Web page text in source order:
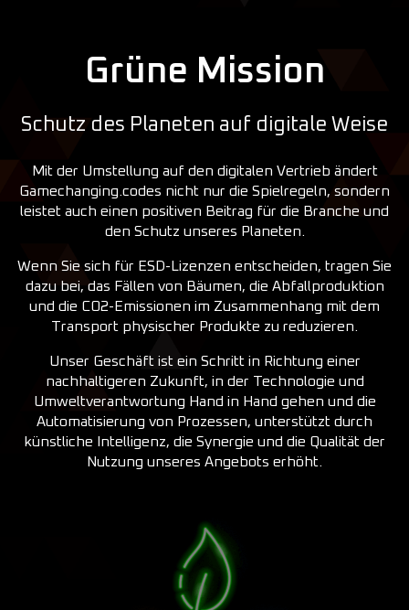
Grüne Mission
Schutz des Planeten auf digitale Weise
Mit der Umstellung auf den digitalen Vertrieb ändert
Gamechanging.codes nicht nur die Spielregeln, sondern
leistet auch einen positiven Beitrag für die Branche und
den Schutz unseres Planeten.
Wenn Sie sich für ESD-Lizenzen entscheiden, tragen Sie
dazu bei, das Fällen von Bäumen, die Abfallproduktion
und die CO2-Emissionen im Zusammenhang mit dem
Transport physischer Produkte zu reduzieren.
Unser Geschäft ist ein Schritt in Richtung einer
nachhaltigeren Zukunft, in der Technologie und
Umweltverantwortung Hand in Hand gehen und die
Automatisierung von Prozessen, unterstützt durch
künstliche Intelligenz, die Synergie und die Qualität der
Nutzung unseres Angebots erhöht.